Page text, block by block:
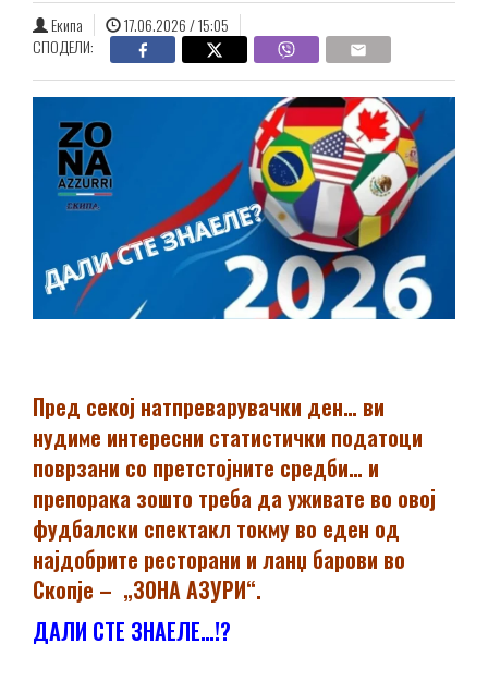
Екипа
17.06.2026 / 15:05
СПОДЕЛИ:
Пред секој натпреварувачки ден… ви
нудиме интересни статистички податоци
поврзани со претстојните средби… и
препорака зошто треба да уживате во овој
фудбалски спектакл токму во еден од
најдобрите ресторани и ланџ барови во
Скопје – „ЗОНА АЗУРИ“.
ДАЛИ СТЕ ЗНАЕЛЕ…!?